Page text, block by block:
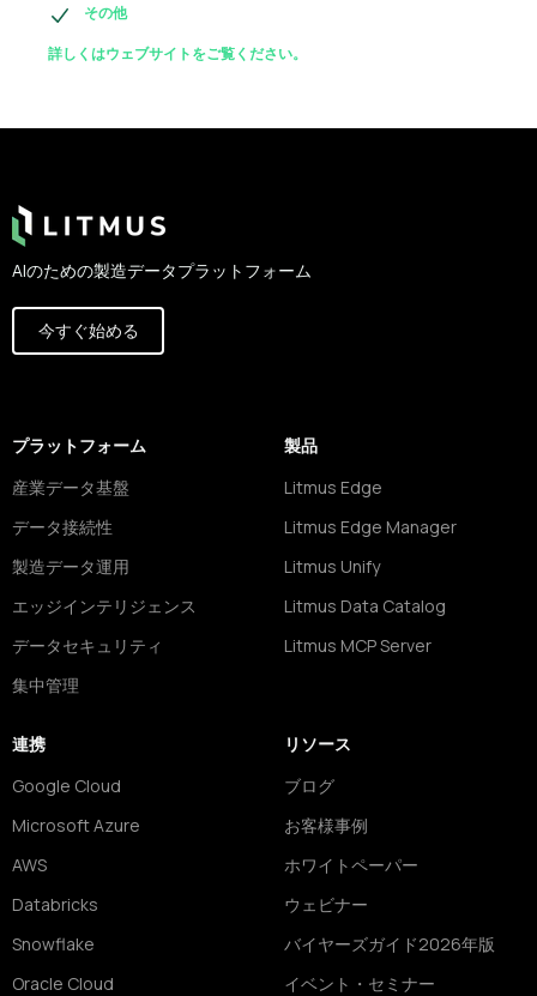
その他
詳しくはウェブサイトをご覧ください。
AIのための製造データプラットフォーム
今すぐ始める
プラットフォーム
産業データ基盤
データ接続性
製造データ運用
エッジインテリジェンス
データセキュリティ
集中管理
製品
Litmus Edge
Litmus Edge Manager
Litmus Unify
Litmus Data Catalog
Litmus MCP Server
連携
Google Cloud
Microsoft Azure
AWS
Databricks
Snowflake
Oracle Cloud
リソース
ブログ
お客様事例
ホワイトペーパー
ウェビナー
バイヤーズガイド2026年版
イベント・セミナー